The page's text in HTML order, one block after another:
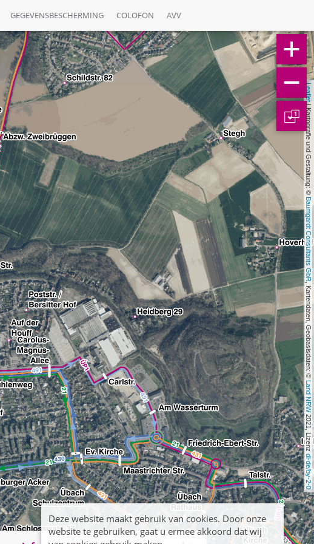
GEGEVENSBESCHERMING COLOFON AVV
Leaflet
| Kartografie und Gestaltung: ©
Baumgardt Consultants GbR
, Kartendaten, Geobasisdaten: ©
Land NRW
2021, Lizenz
dl-de/by-2-0
1
Deze website maakt gebruik van cookies. Door onze
website te gebruiken, gaat u ermee akkoord dat wij